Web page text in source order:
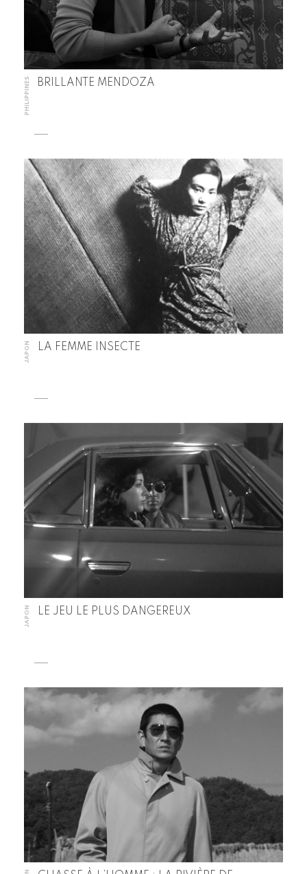
PHILIPPINES BRILLANTE MENDOZA
JAPON LA FEMME INSECTE
JAPON LE JEU LE PLUS DANGEREUX